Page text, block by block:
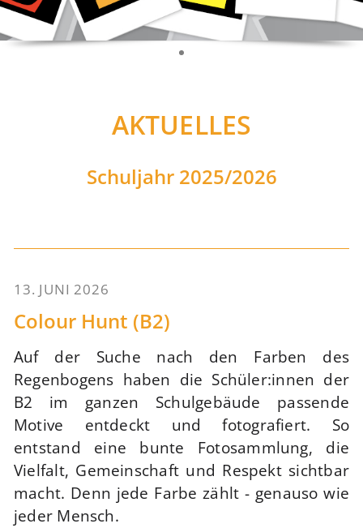
AKTUELLES
Schuljahr 2025/2026
13. JUNI 2026
Colour Hunt (B2)
Auf der Suche nach den Farben des
Regenbogens haben die Schüler:innen der
B2 im ganzen Schulgebäude passende
Motive entdeckt und fotografiert. So
entstand eine bunte Fotosammlung, die
Vielfalt, Gemeinschaft und Respekt sichtbar
macht. Denn jede Farbe zählt - genauso wie
jeder Mensch.